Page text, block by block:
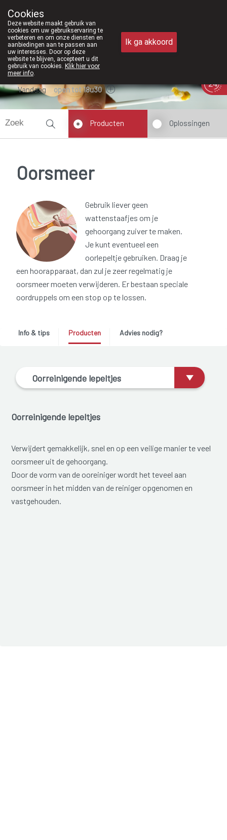
011/610300
Vandaag open tot 18u30
Producten Oplossingen
Oorsmeer
Gebruik liever geen
wattenstaafjes om je
gehoorgang zuiver te maken.
Je kunt eventueel een
oorlepeltje gebruiken. Draag je
een hoorapparaat, dan zul je zeer regelmatig je
oorsmeer moeten verwijderen. Er bestaan speciale
oordruppels om een stop op te lossen.
Info & tips Producten Advies nodig?
Oorreinigende lepeltjes
Oorreinigende lepeltjes
Verwijdert gemakkelijk, snel en op een veilige manier te veel
oorsmeer uit de gehoorgang.
Door de vorm van de ooreiniger wordt het teveel aan
oorsmeer in het midden van de reiniger opgenomen en
vastgehouden.
Cookies
Deze website maakt gebruik van
cookies om uw gebruikservaring te
verbeteren en om onze diensten en
aanbiedingen aan te passen aan
uw interesses. Door op deze
website te blijven, accepteert u dit
gebruik van cookies. Klik hier voor
meer info.
Ik ga akkoord